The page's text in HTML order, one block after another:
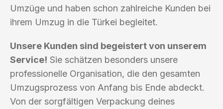
Umzüge und haben schon zahlreiche Kunden bei
ihrem Umzug in die Türkei begleitet.
Unsere Kunden sind begeistert von unserem
Service! Sie schätzen besonders unsere
professionelle Organisation, die den gesamten
Umzugsprozess von Anfang bis Ende abdeckt.
Von der sorgfältigen Verpackung deines